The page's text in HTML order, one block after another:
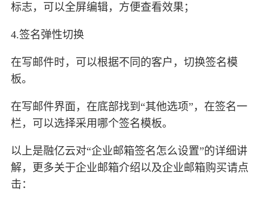
标志，可以全屏编辑，方便查看效果；
4.签名弹性切换
在写邮件时，可以根据不同的客户，切换签名模
板。
在写邮件界面，在底部找到“其他选项”，在签名一
栏，可以选择采用哪个签名模板。
以上是融亿云对“企业邮箱签名怎么设置”的详细讲
解，更多关于企业邮箱介绍以及企业邮箱购买请点
击：